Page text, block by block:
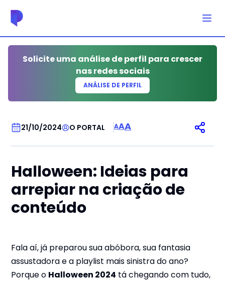
Solicite uma análise de perfil para crescer
nas redes sociais
ANÁLISE DE PERFIL
21/10/2024 O PORTAL
ACUPUNTURA AAA
Halloween: Ideias para
arrepiar na criação de
conteúdo
Fala aí, já preparou sua abóbora, sua fantasia
assustadora e a playlist mais sinistra do ano?
Porque o Halloween 2024 tá chegando com tudo,